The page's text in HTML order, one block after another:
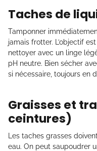
Taches de
Tamponner
jamais frotter. L’objectif
nettoyer avec un linge
pH neutre. Bien sécher
si nécessaire, toujours en
Graisses et
ceintures)
Les taches grasses
eau. On peut saupoudrer